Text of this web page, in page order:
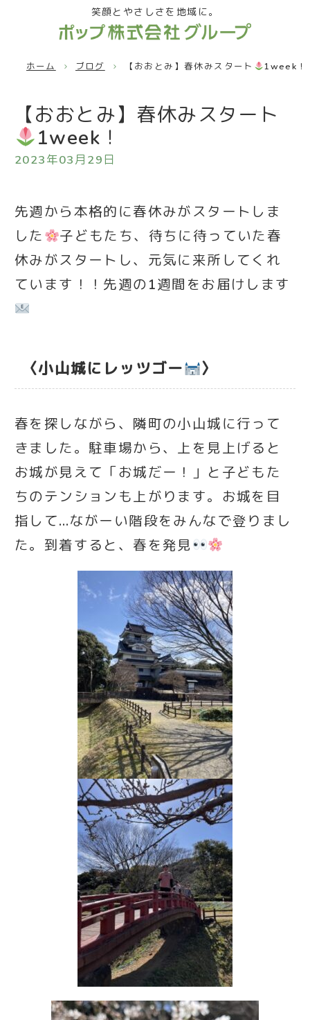
笑顔とやさしさを地域に。
ホーム ブログ 【おおとみ】春休みスタート 1week！
【おおとみ】春休みスタート
1week！
2023年03月29日
先週から本格的に春休みがスタートしま
した
子どもたち、待ちに待っていた春
休みがスタートし、元気に来所してくれ
ています！！先週の1週間をお届けします
〈小山城にレッツゴー 〉
春を探しながら、隣町の小山城に行って
きました。駐車場から、上を見上げると
お城が見えて「お城だー！」と子どもた
ちのテンションも上がります。お城を目
指して…ながーい階段をみんなで登りまし
た。到着すると、春を発見